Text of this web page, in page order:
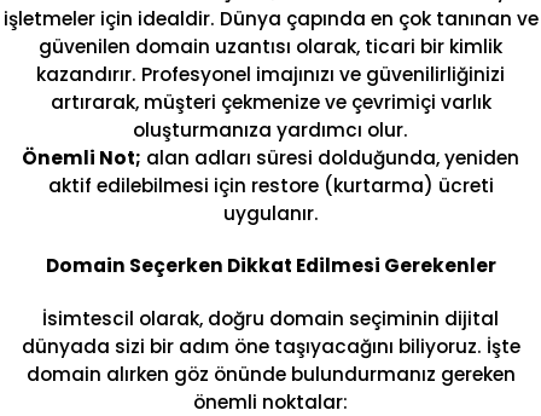
işletmeler için idealdir. Dünya çapında en çok tanınan ve
güvenilen domain uzantısı olarak, ticari bir kimlik
kazandırır. Profesyonel imajınızı ve güvenilirliğinizi
artırarak, müşteri çekmenize ve çevrimiçi varlık
oluşturmanıza yardımcı olur.
Önemli Not; alan adları süresi dolduğunda, yeniden
aktif edilebilmesi için restore (kurtarma) ücreti
uygulanır.
Domain Seçerken Dikkat Edilmesi Gerekenler
İsimtescil olarak, doğru domain seçiminin dijital
dünyada sizi bir adım öne taşıyacağını biliyoruz. İşte
domain alırken göz önünde bulundurmanız gereken
önemli noktalar: